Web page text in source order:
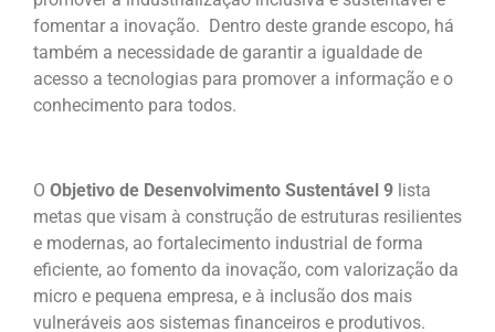
fomentar a inovação. Dentro deste grande escopo, há
também a necessidade de garantir a igualdade de
acesso a tecnologias para promover a informação e o
conhecimento para todos.
O Objetivo de Desenvolvimento Sustentável 9 lista
metas que visam à construção de estruturas resilientes
e modernas, ao fortalecimento industrial de forma
eficiente, ao fomento da inovação, com valorização da
micro e pequena empresa, e à inclusão dos mais
vulneráveis aos sistemas financeiros e produtivos.